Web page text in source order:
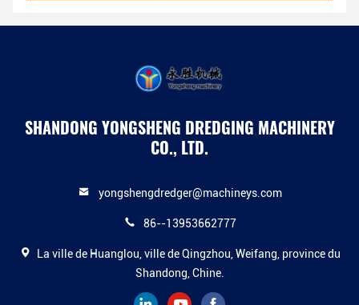
SHANDONG YONGSHENG DREDGING MACHINERY
CO., LTD.
yongshengdredger@machineys.com
86--13953662777
La ville de Huanglou, ville de Qingzhou, Weifang, province du
Shandong, Chine.